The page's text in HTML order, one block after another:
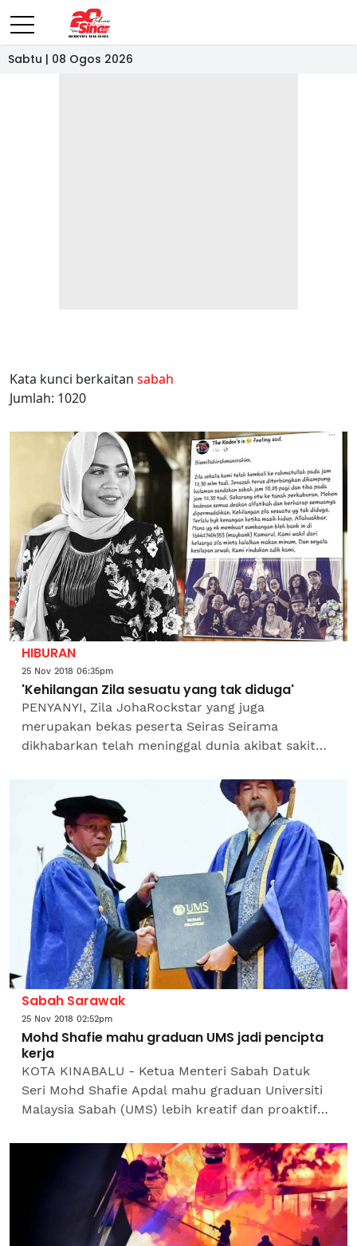
Sabtu | 08 Ogos 2026
Kata kunci berkaitan sabah
Jumlah: 1020
HIBURAN
25 Nov 2018 06:35pm
'Kehilangan Zila sesuatu yang tak diduga'
PENYANYI, Zila JohaRockstar yang juga
merupakan bekas peserta Seiras Seirama
dikhabarkan telah meninggal dunia akibat sakit
itu dikongsi menerusi Facebook...
Sabah Sarawak
25 Nov 2018 02:52pm
Mohd Shafie mahu graduan UMS jadi pencipta
kerja
KOTA KINABALU - Ketua Menteri Sabah Datuk
Seri Mohd Shafie Apdal mahu graduan Universiti
Malaysia Sabah (UMS) lebih kreatif dan proaktif
sebagai pencari...